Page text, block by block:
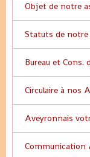
Objet de notre
Statuts de notre
Bureau et Cons.
Circulaire à nos
Aveyronnais
Communication